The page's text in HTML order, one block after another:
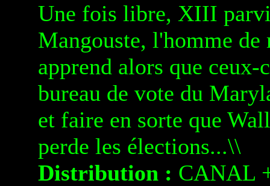
Une fois libre, XIII
Mangouste, l'homme
apprend alors que
bureau de vote du
et faire en sorte que
perde les élections...\\
Distribution : CANAL